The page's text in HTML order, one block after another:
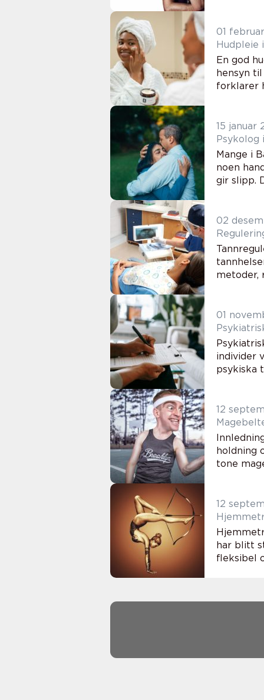
01
Hudpleie
En god
hensyn
forklarer
15 januar
Mange i
noen
gir slipp.
02
metoder,
01
individer
psykiska
12
holdning
tone
12
har blitt
fleksibel